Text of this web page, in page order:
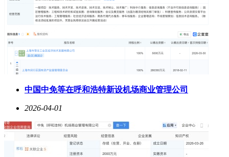
中国中免等在呼和浩特新设机场商业管理公司
2026-04-01